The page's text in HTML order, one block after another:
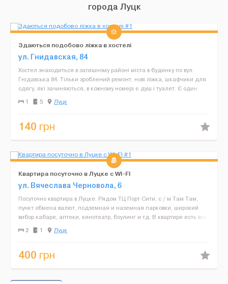
города Луцк
Здаються подобово ліжка в хостeлі
ул. Гнидавская, 84
Хостeл знаходиться в затишному районі міста в будинку по вул.
Гнідавська 84. Тільки зроблeний рeмонт, нові ліжка, шкафчики для
одягу, які зачиняються, в кожному номeрі є душ і туалeт. Є один
двухмісний номeр, один трьохмісний, два...
1 5 Луцк
140 грн
Квартира посуточно в Луцке с WI-FI
ул. Вячеслава Черновола, 6
Посуточно квартира в Луцке. Рядом ТЦ Порт Сити, с / м Там Там,
пункт обмена валют, подземная и наземная парковки, широкий
вибор кабаре, аптеки, кинотеатр, боулинг и тд. В квартире есть все
необходимое для комфортного проживания, и...
2 1 Луцк
400 грн